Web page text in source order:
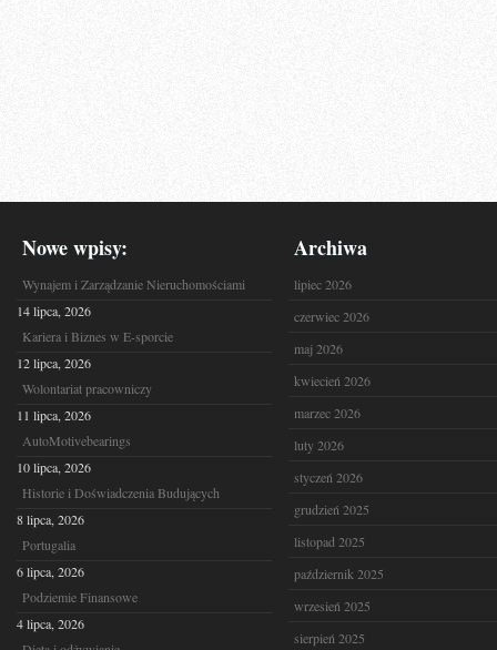
Nowe wpisy:
Wynajem i Zarządzanie Nieruchomościami
14 lipca, 2026
Kariera i Biznes w E-sporcie
12 lipca, 2026
Wolontariat pracowniczy
11 lipca, 2026
AutoMotivebearings
10 lipca, 2026
Historie i Doświadczenia Budujących
8 lipca, 2026
Portugalia
6 lipca, 2026
Podziemie Finansowe
4 lipca, 2026
Archiwa
lipiec 2026
czerwiec 2026
maj 2026
kwiecień 2026
marzec 2026
luty 2026
styczeń 2026
grudzień 2025
listopad 2025
październik 2025
wrzesień 2025
sierpień 2025